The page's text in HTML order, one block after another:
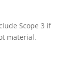
Scope 3 if
material.